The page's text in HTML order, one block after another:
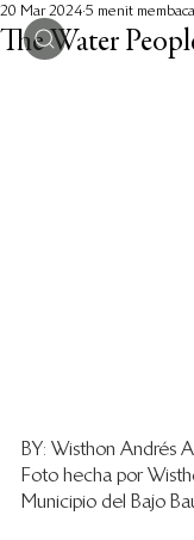
The Water
20 Mar 2024 5 menit membaca
BY: Wisthon Andrés
Foto hecha por
Municipio del Bajo